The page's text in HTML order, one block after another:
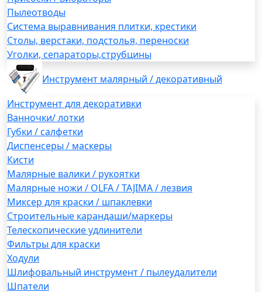
Пылеотводы
Система выравнивания плитки, крестики
Столы, верстаки, подстолья, переноски
Уголки, сепараторы,струбцины
Инструмент малярный / декоративный
Инструмент для декоративки
Ванночки/ лотки
Губки / салфетки
Диспенсеры / маскеры
Кисти
Малярные валики / рукоятки
Малярные ножи / OLFA / TAJIMA / лезвия
Миксер для краски / шпаклевки
Строительные карандаши/маркеры
Телескопические удлинители
Фильтры для краски
Ходули
Шлифовальный инструмент / пылеудалители
Шпатели